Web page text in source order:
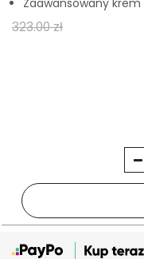
Zaawansowany krem
323.00 zł